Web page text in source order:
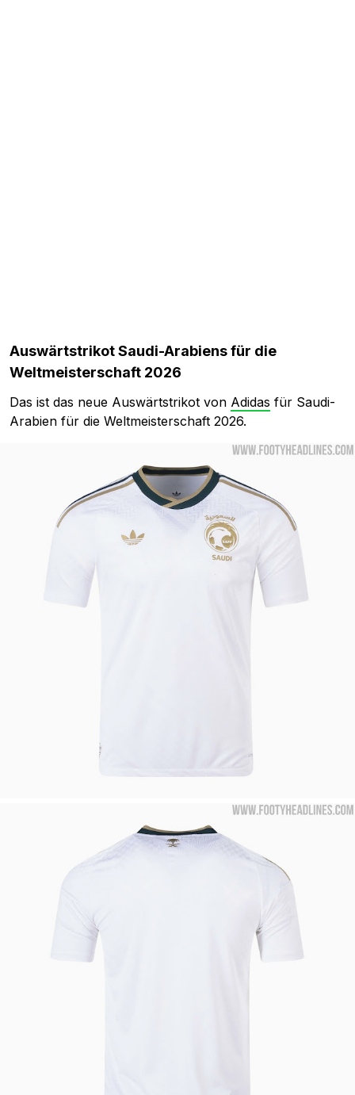
Auswärtstrikot Saudi-Arabiens für die
Weltmeisterschaft 2026
Das ist das neue Auswärtstrikot von Adidas für Saudi-
Arabien für die Weltmeisterschaft 2026.